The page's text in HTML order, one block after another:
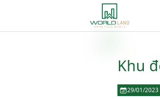
Khu
29/01/2023